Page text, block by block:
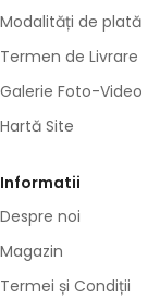
Modalități de plată
Termen de Livrare
Galerie Foto-Video
Hartă Site
Informatii
Despre noi
Magazin
Termei și Condiții